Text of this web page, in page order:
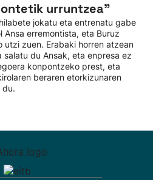
urruntzea"
jokatu eta entrenatu gabe
erremontista, eta Buruz
utzi zuen. Erabaki horren atzean
du Ansak, eta enpresa ez
konpontzeko prest, eta
beraren etorkizunaren
du.